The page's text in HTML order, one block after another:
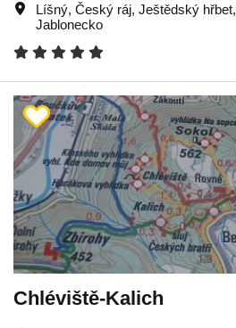
Líšný, Český ráj, Ještědský hřbet,
Jablonecko
Chléviště-Kalich